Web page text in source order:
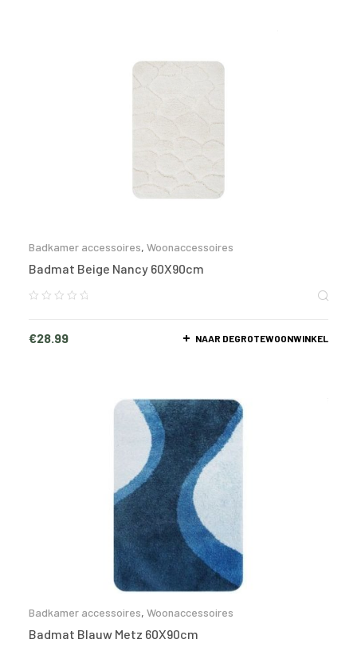
Badkamer accessoires, Woonaccessoires
Badmat Beige Nancy 60X90cm
€28.99 NAAR DEGROTEWOONWINKEL
Badkamer accessoires, Woonaccessoires
Badmat Blauw Metz 60X90cm